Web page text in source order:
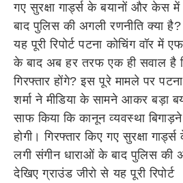
गए सुरक्षा गार्ड्स के बयानों और केस
बाद पुलिस की अगली रणनीति क्या
यह पूरी रिपोर्ट पटना कोचिंग वॉर
के बाद अब हर तरफ एक ही सवाल है
गिरफ्तार होंगे? इस पूरे मामले पर
शर्मा ने मीडिया के सामने आकर बड़ा
साफ किया कि कानून व्यवस्था
होगी। गिरफ्तार किए गए सुरक्षा
लगी संगीन धाराओं के बाद पुलिस की
देखिए ग्राउंड जीरो से यह पूरी रिपोर्ट